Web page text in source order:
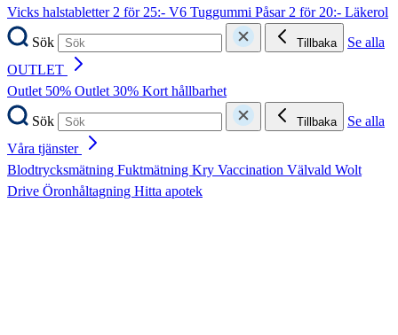
Vicks halstabletter2 för 25:- V6 Tuggummi Påsar2 för 20:- Läkerol
Sök
Tillbaka
Se alla
OUTLET
Outlet 50% Outlet 30% Kort hållbarhet
Sök
Tillbaka
Se alla
Våra tjänster
Blodtrycksmätning Fuktmätning Kry Vaccination Välvald Wolt
Drive Öronhåltagning Hitta apotek